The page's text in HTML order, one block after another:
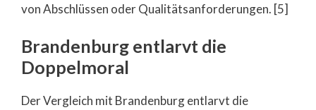
von Abschlüssen oder Qualitätsanforderungen. [5]
Brandenburg entlarvt die
Doppelmoral
Der Vergleich mit Brandenburg entlarvt die